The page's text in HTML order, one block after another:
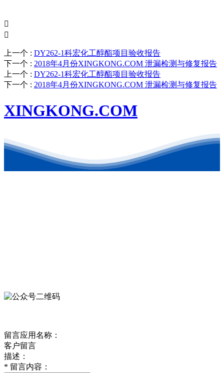


上一个 : DY262-1科宏化工醇酯项目验收报告
下一个 : 2018年4月份XINGKONG.COM 泄漏检测与修复报告
上一个 : DY262-1科宏化工醇酯项目验收报告
下一个 : 2018年4月份XINGKONG.COM 泄漏检测与修复报告
XINGKONG.COM
留言应用名称：
客户留言
描述：
* 留言内容：